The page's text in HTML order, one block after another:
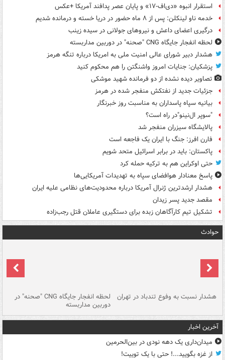
استقرار انبوه «دی‌اف‑۱۷» و پایان عصر پدافند آمریکا +عکس
خدمه ناو لینکلن: پس از ۸ ماه حضور در دریا خسته و درمانده‌ شدیم
درگیری اعضای داعش و نیروهای جولانی در سیده زینب
لحظه انفجار جایگاه CNG "صحنه" در دوربین مداربسته
هشدار دبیر شورای عالی امنیت ملی به امریکا درباره تنگه هرمز
پزشکیان: جنایات امروز واشنگتن را هم محکوم کنید
تصاویر دیده‌ نشده از دو فرمانده شهید موشکی
جزئیات جدید از نفتکش منفجر شده در هرمز
بیانیه سپاه پاسداران به مناسبت روز خبرنگار
"سوپر ال‌نینو"در راه است؟
پالایشگاه سیزران منفجر شد
فارن افرز: جنگ با ایران یک فاجعه است
پاکستان: باید در برابر اسرائیل متحد شویم
حتی اوکراین هم به ترکیه حمله کرد
پاسخ معنادار هوافضای سپاه به تهدیدات آمریکایی‌ها
هشدار ارشدترین ژنرال آمریکا درباره محدودیت‌های نظامی علیه ایران
مقصد جدید پسر زیدان
تشکیل تیم کارآگاهان زبده برای دستگیری عاملان قتل رجب‌زاده
حوادث
هشدار نسبت به وفوع تندباد در تهران لحظه انفجار جایگاه CNG "صحنه" در
دوربین مداربسته
آخرین اخبار
میدان‌داری یک دهه نودی در بین‌الحرمین
از غزه بگویید...! حتی با یک توییت!